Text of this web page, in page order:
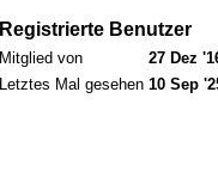
Registrierte Benutzer
Mitglied von
27 Dez
Letztes Mal gesehen 10 Sep